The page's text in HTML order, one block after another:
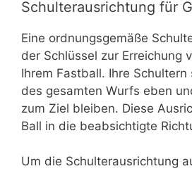
Schulterausrichtung für
Eine ordnungsgemäße
der Schlüssel zur Erreichung
Ihrem Fastball. Ihre
des gesamten Wurfs eben
zum Ziel bleiben. Diese
Ball in die beabsichtigte
Um die Schulterausrichtung